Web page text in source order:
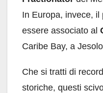
In Europa, invece, il
essere associato al
Caribe Bay, a
Che si tratti di
storiche, questi